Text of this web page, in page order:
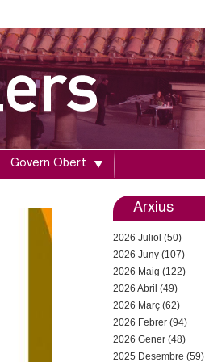
Govern Obert
Arxius
2026 Juliol (50)
2026 Juny (107)
2026 Maig (122)
2026 Abril (49)
2026 Març (62)
2026 Febrer (94)
2026 Gener (48)
2025 Desembre (59)